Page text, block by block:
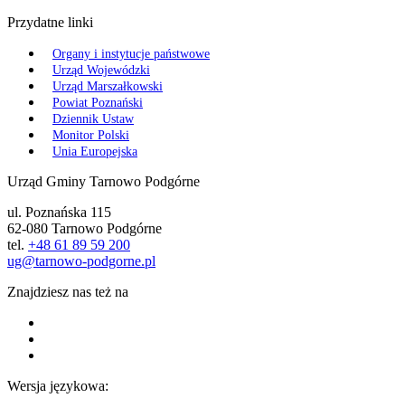
Przydatne linki
Organy i instytucje państwowe
Urząd Wojewódzki
Urząd Marszałkowski
Powiat Poznański
Dziennik Ustaw
Monitor Polski
Unia Europejska
Urząd Gminy Tarnowo Podgórne
ul. Poznańska 115
62-080 Tarnowo Podgórne
tel. +48 61 89 59 200
ug@tarnowo-podgorne.pl
Znajdziesz nas też na
Wersja językowa: